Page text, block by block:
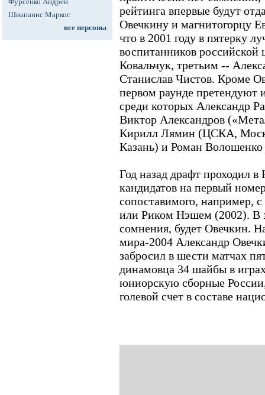
Шиапанис Маркос
все персоны
рейтинга впервые будут
Овечкину и магнитогорцу
что в 2001 году в пятерку
воспитанников
Ковальчук, третьим --
Станислав Чистов. Кроме
первом раунде претендуют
среди которых Александр
Виктор Александров
Кирилл Лямин (ЦСКА,
Казань) и Роман
Год назад драфт проходил
кандидатов на первый
сопоставимого, например,
или Риком Нэшем (2002). В
сомнения, будет Овечкин.
мира-2004 Александр
забросил в шести матчах
динамовца 34 шайбы в
юниорскую сборные
голевой счет в составе